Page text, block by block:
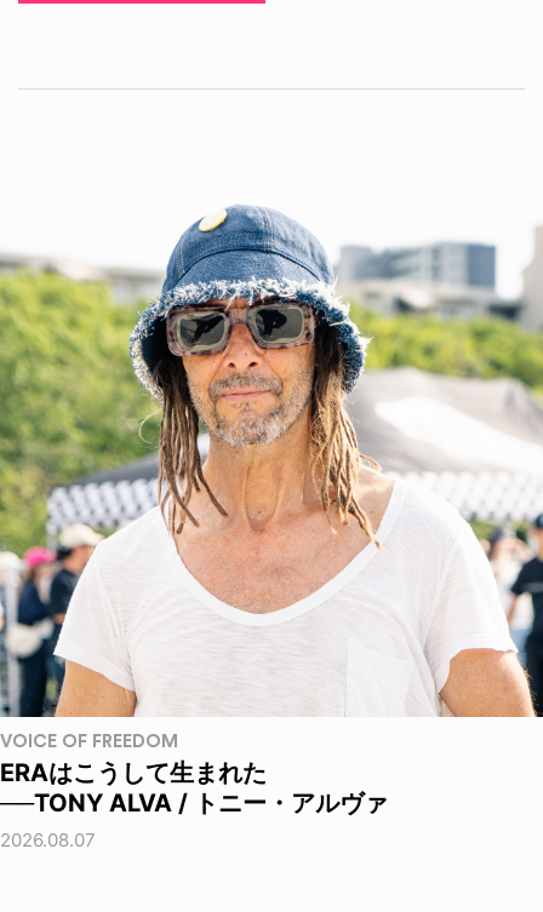
VOICE OF FREEDOM
ERAはこうして生まれた
──TONY ALVA / トニー・アルヴァ
2026.08.07